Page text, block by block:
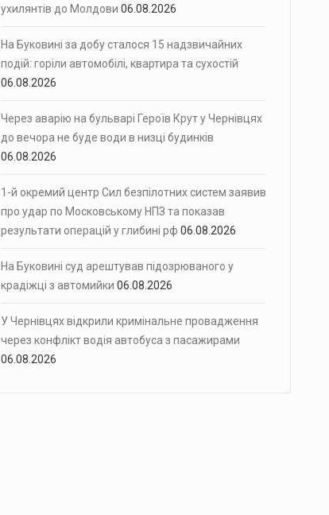
ухилянтів до Молдови 06.08.2026
На Буковині за добу сталося 15 надзвичайних
подій: горіли автомобілі, квартира та сухостій
06.08.2026
Через аварію на бульварі Героїв Крут у Чернівцях
до вечора не буде води в низці будинків
06.08.2026
1-й окремий центр Сил безпілотних систем заявив
про удар по Московському НПЗ та показав
результати операцій у глибині рф 06.08.2026
На Буковині суд арештував підозрюваного у
крадіжці з автомийки 06.08.2026
У Чернівцях відкрили кримінальне провадження
через конфлікт водія автобуса з пасажирами
06.08.2026